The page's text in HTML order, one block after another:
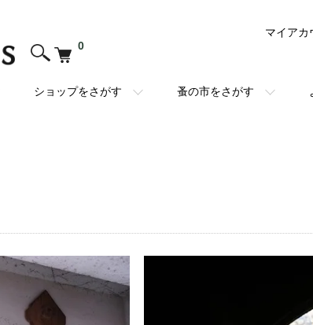
0
ショップをさがす 蚤の市をさがす
マイアカ